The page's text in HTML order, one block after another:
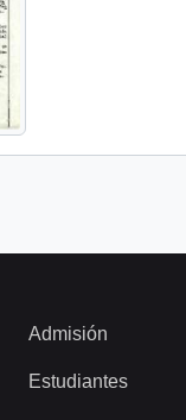
Admisión
Estudiantes